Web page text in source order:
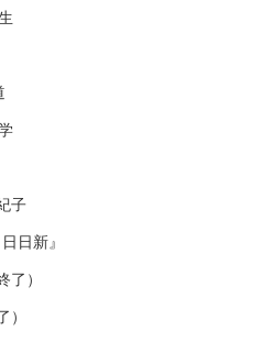
子
日新』
）